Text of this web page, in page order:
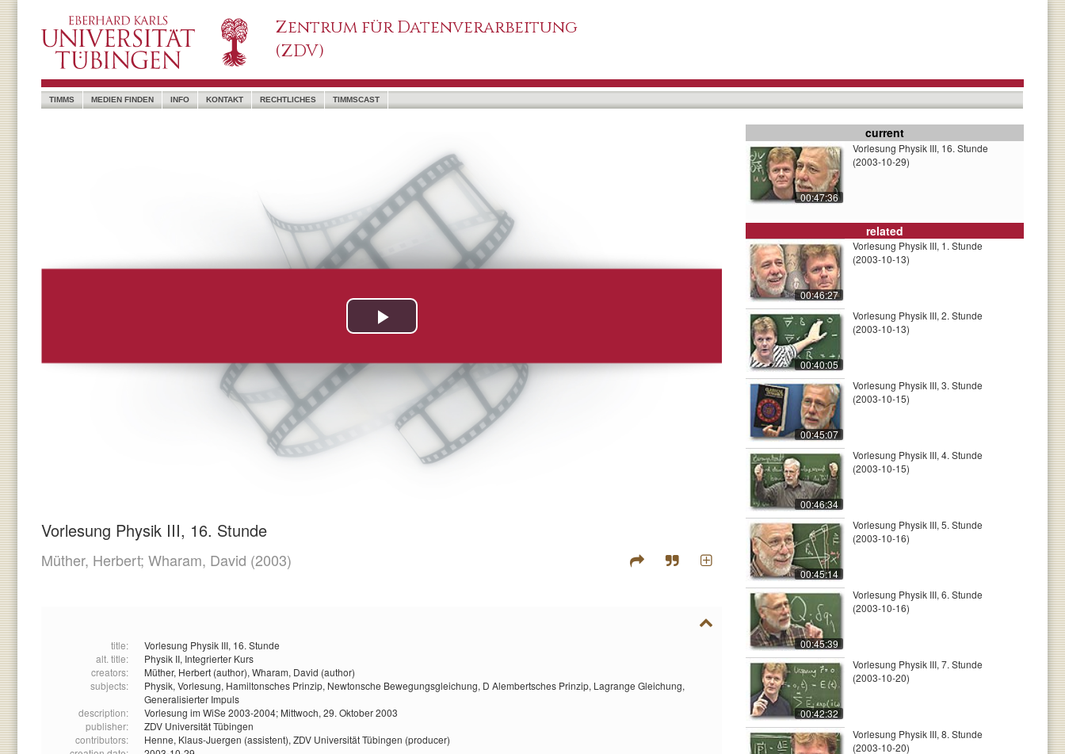
Zentrum für Datenverarbeitung
(ZDV)
TIMMS MEDIEN FINDEN INFO KONTAKT RECHTLICHES TIMMSCAST
Vorlesung Physik III, 16. Stunde
Müther, Herbert; Wharam, David (2003)
title:
Vorlesung Physik III, 16. Stunde
alt. title:
Physik II, Integrierter Kurs
creators:
Müther, Herbert (author), Wharam, David (author)
subjects:
Physik, Vorlesung, Hamiltonsches Prinzip, Newtonsche Bewegungsgleichung, D Alembertsches Prinzip, Lagrange Gleichung,
Generalisierter Impuls
description:
Vorlesung im WiSe 2003-2004; Mittwoch, 29. Oktober 2003
publisher:
ZDV Universität Tübingen
contributors:
Henne, Klaus-Juergen (assistent), ZDV Universität Tübingen (producer)
current
00:47:36
Vorlesung Physik III, 16. Stunde
(2003-10-29)
related
00:46:27
Vorlesung Physik III, 1. Stunde
(2003-10-13)
00:40:05
Vorlesung Physik III, 2. Stunde
(2003-10-13)
00:45:07
Vorlesung Physik III, 3. Stunde
(2003-10-15)
00:46:34
Vorlesung Physik III, 4. Stunde
(2003-10-15)
00:45:14
Vorlesung Physik III, 5. Stunde
(2003-10-16)
00:45:39
Vorlesung Physik III, 6. Stunde
(2003-10-16)
00:42:32
Vorlesung Physik III, 7. Stunde
(2003-10-20)
Vorlesung Physik III, 8. Stunde
(2003-10-20)